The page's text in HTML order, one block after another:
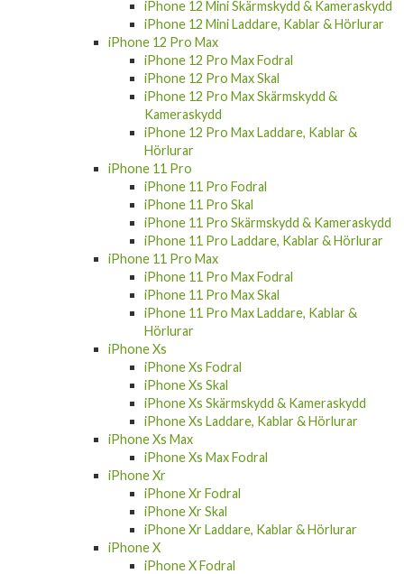
iPhone 12 Mini Skärmskydd & Kameraskydd
iPhone 12 Mini Laddare, Kablar & Hörlurar
iPhone 12 Pro Max
iPhone 12 Pro Max Fodral
iPhone 12 Pro Max Skal
iPhone 12 Pro Max Skärmskydd &
Kameraskydd
iPhone 12 Pro Max Laddare, Kablar &
Hörlurar
iPhone 11 Pro
iPhone 11 Pro Fodral
iPhone 11 Pro Skal
iPhone 11 Pro Skärmskydd & Kameraskydd
iPhone 11 Pro Laddare, Kablar & Hörlurar
iPhone 11 Pro Max
iPhone 11 Pro Max Fodral
iPhone 11 Pro Max Skal
iPhone 11 Pro Max Laddare, Kablar &
Hörlurar
iPhone Xs
iPhone Xs Fodral
iPhone Xs Skal
iPhone Xs Skärmskydd & Kameraskydd
iPhone Xs Laddare, Kablar & Hörlurar
iPhone Xs Max
iPhone Xs Max Fodral
iPhone Xr
iPhone Xr Fodral
iPhone Xr Skal
iPhone Xr Laddare, Kablar & Hörlurar
iPhone X
iPhone X Fodral